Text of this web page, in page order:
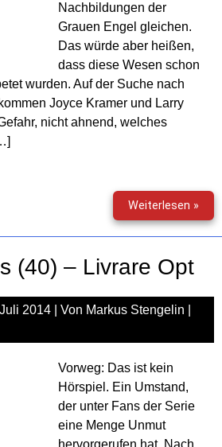
Nachbildungen der
Grauen Engel gleichen.
Das würde aber heißen,
dass diese Wesen schon
wurden. Auf der Suche nach
Joyce Kramer und Larry
nicht ahnend, welches
Weiterlesen »
(41)
(40) – Livrare Opt
2014 | Von Markus Stengelin
Vorweg: Das ist kein
Hörspiel. Ein Umstand,
der unter Fans der Serie
eine Menge Unmut
hervorgerufen hat. Nach